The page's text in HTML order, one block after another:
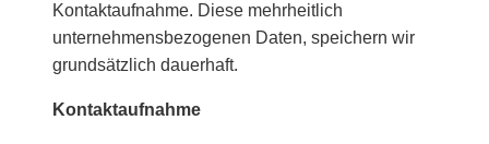
Kontaktaufnahme. Diese mehrheitlich
unternehmensbezogenen Daten, speichern wir
grundsätzlich dauerhaft.
Kontaktaufnahme